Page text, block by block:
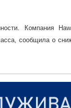
Компания
сообщила о